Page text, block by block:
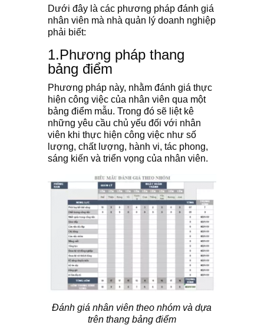
Dưới đây là các phương pháp đánh giá
nhân viên mà nhà quản lý doanh nghiệp
phải biết:
1.Phương pháp thang
bảng điểm
Phương pháp này, nhằm đánh giá thực
hiện công việc của nhân viên qua một
bảng điểm mẫu. Trong đó sẽ liệt kê
những yêu cầu chủ yếu đối với nhân
viên khi thực hiện công việc như số
lượng, chất lượng, hành vi, tác phong,
sáng kiến và triển vọng của nhân viên.
Đánh giá nhân viên theo nhóm và dựa
trên thang bảng điểm